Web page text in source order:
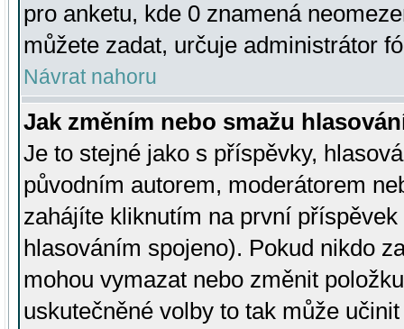
pro anketu, kde 0 znamená
můžete zadat, určuje administrátor
Návrat nahoru
Jak změním nebo smažu
Je to stejné jako s příspěvky,
původním autorem, moderátorem
zahájíte kliknutím na první
hlasováním spojeno). Pokud nikdo
mohou vymazat nebo změnit
uskutečněné volby to tak může